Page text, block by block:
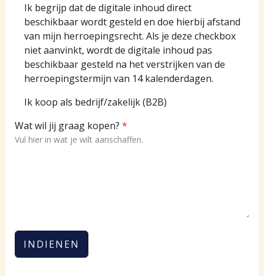
Ik begrijp dat de digitale inhoud direct
beschikbaar wordt gesteld en doe hierbij afstand
van mijn herroepingsrecht. Als je deze checkbox
niet aanvinkt, wordt de digitale inhoud pas
beschikbaar gesteld na het verstrijken van de
herroepingstermijn van 14 kalenderdagen.
Ik koop als bedrijf/zakelijk (B2B)
Wat wil jij graag kopen? *
Vul hier in wat je wilt aanschaffen.
INDIENEN